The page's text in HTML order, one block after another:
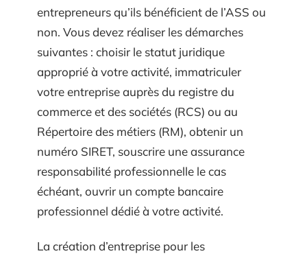
entrepreneurs qu’ils bénéficient de l’ASS ou
non. Vous devez réaliser les démarches
suivantes : choisir le statut juridique
approprié à votre activité, immatriculer
votre entreprise auprès du registre du
commerce et des sociétés (RCS) ou au
Répertoire des métiers (RM), obtenir un
numéro SIRET, souscrire une assurance
responsabilité professionnelle le cas
échéant, ouvrir un compte bancaire
professionnel dédié à votre activité.
La création d’entreprise pour les